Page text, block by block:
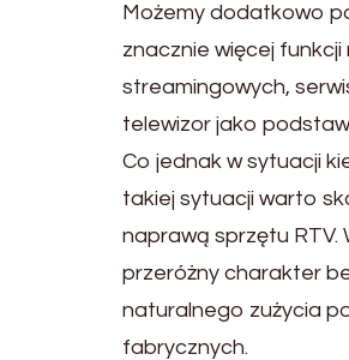
Możemy dodatkowo
znacznie więcej
streamingowych,
telewizor jako
Co jednak w sytuacji
takiej sytuacji warto
naprawą sprzętu
przeróżny charakter
naturalnego zużycia
fabrycznych.